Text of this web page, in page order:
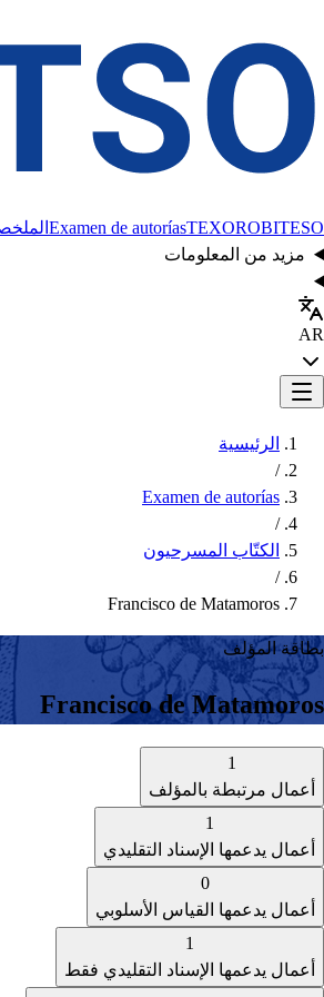
Examen de autoríasTEXOROBITESO
مزيد من المعلومات
AR
الرئيسية
/
Examen de autorías
/
الكتّاب المسرحيون
/
Francisco de Matamoros
بطاقة المؤلف
Francisco de Matamoros
1
أعمال مرتبطة بالمؤلف
1
أعمال يدعمها الإسناد التقليدي
0
أعمال يدعمها القياس الأسلوبي
1
أعمال يدعمها الإسناد التقليدي فقط